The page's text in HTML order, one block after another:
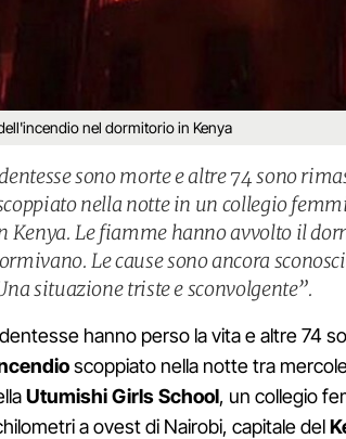
nel dormitorio in Kenya
sono morte e altre 74 sono
nella notte in un collegio
Kenya. Le fiamme hanno avvolto il
Le cause sono ancora
situazione triste e sconvolgente”.
hanno perso la vita e altre 74
scoppiato nella notte tra
Utumishi Girls School, un collegio
a ovest di Nairobi, capitale del